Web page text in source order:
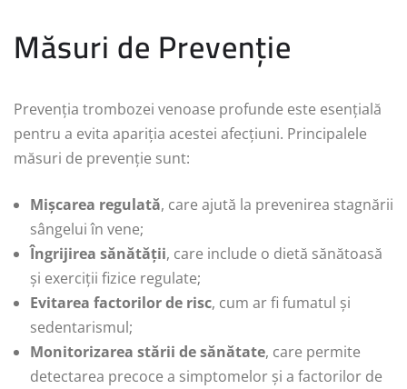
Măsuri de Prevenție
Prevenția trombozei venoase profunde este esențială
pentru a evita apariția acestei afecțiuni. Principalele
măsuri de prevenție sunt:
Mișcarea regulată, care ajută la prevenirea stagnării
sângelui în vene;
Îngrijirea sănătății, care include o dietă sănătoasă
și exerciții fizice regulate;
Evitarea factorilor de risc, cum ar fi fumatul și
sedentarismul;
Monitorizarea stării de sănătate, care permite
detectarea precoce a simptomelor și a factorilor de